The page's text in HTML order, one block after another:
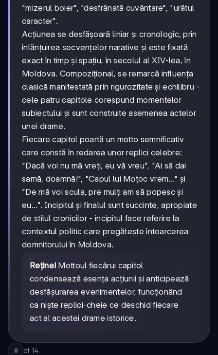
"mizerul boier", "desfrânată cuvântare", "urâtul
caracter".
Acțiunea se desfășoară liniar și cronologic, prin
înlănțuirea secvențelor narative și este fixată
exact în timp și spațiu, în secolul al XIV-lea, în
Moldova. Compozițional, se remarcă influența
clasică manifestată prin rigurozitate și echilibru -
cele patru capitole corespund momentelor
subiectului și sunt construite asemenea actelor
unei drame.
Fiecare capitol poartă un motto semnificativ
care constă în redarea unor replici celebre:
"Dacă voi nu mă vreți, eu vă vreu", "Ai să dai
samă, doamnă!", "Capul lui Moțoc vrem..." și
"De mă voi scula, pre mulți am să popesc și
eu...". Incipitul și finalul sunt succinte, apropiate
de stilul cronicilor - incipitul face referire la
contextul politic care pregătește întoarcerea
domnitorului în Moldova.
Reține! Mottoul fiecărui capitol
condensează esența acțiunii și anticipează
desfășurarea evenimentelor, funcționând
ca niște replici-cheie ce deschid fiecare
act al acestei drame istorice.
8 of 14